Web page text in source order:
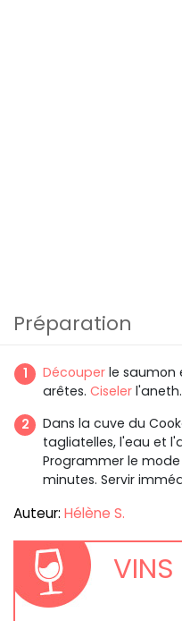
Préparation
Découper le saumon
arêtes. Ciseler l'aneth.
Dans la cuve du
tagliatelles, l'eau et
Programmer le
minutes. Servir
Auteur: Hélène S.
VINS